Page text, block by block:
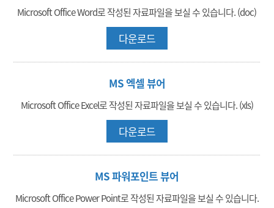
Microsoft Office Word로 작성된 자료파일을 보실 수 있습니다. (doc)
다운로드
MS 엑셀 뷰어
Microsoft Office Excel로 작성된 자료파일을 보실 수 있습니다. (xls)
다운로드
MS 파워포인트 뷰어
Microsoft Office Power Point로 작성된 자료파일을 보실 수 있습니다.